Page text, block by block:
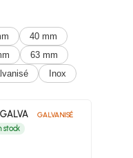
40 mm
63 mm
Inox
GALVANISÉ
stock